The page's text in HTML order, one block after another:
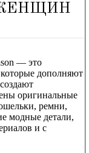
— это
дополняют
оригинальные
ремни,
модные детали,
и с